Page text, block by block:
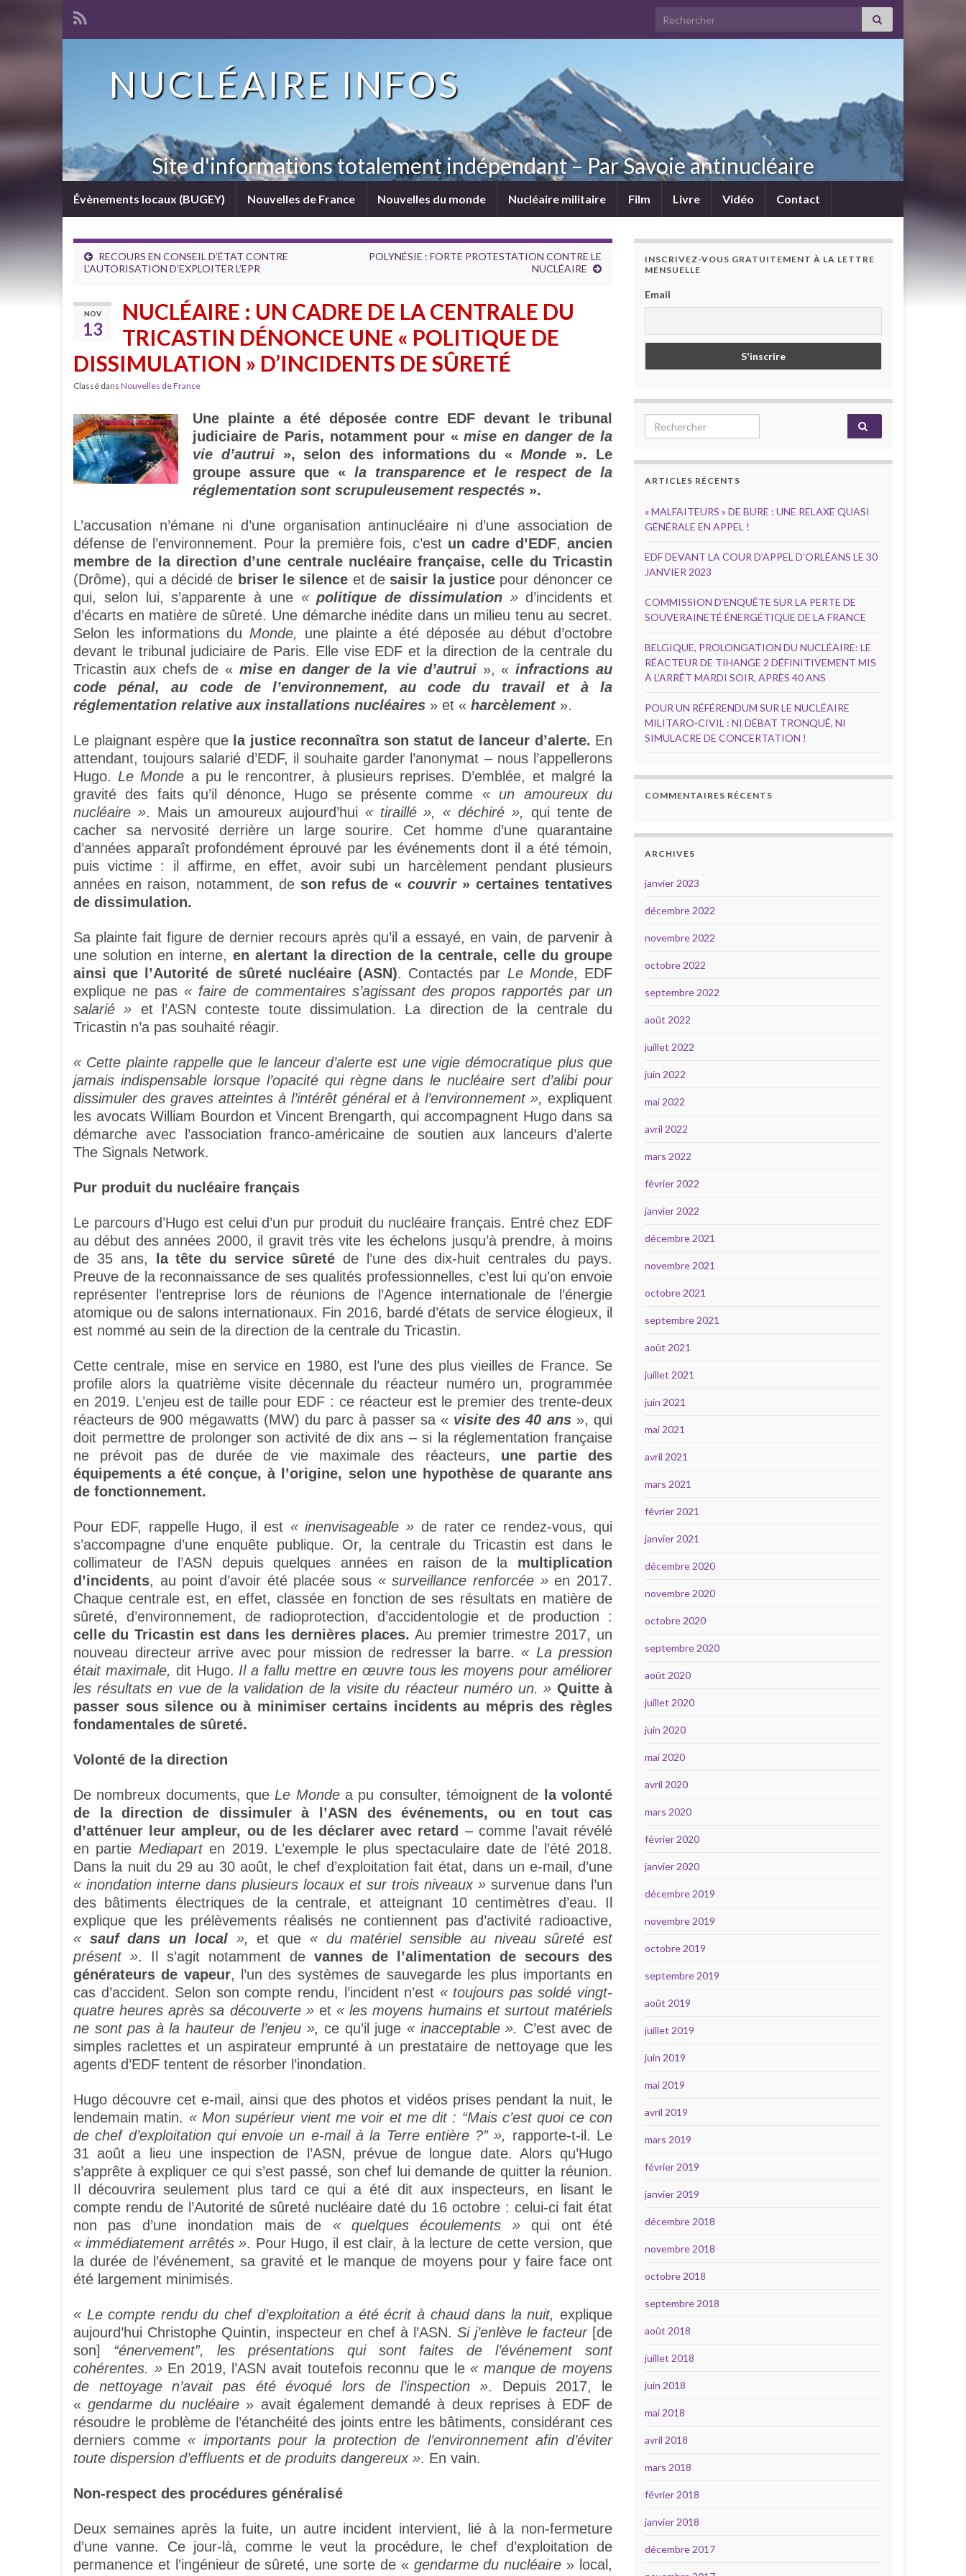
Search for:
NUCLÉAIRE INFOS
Site d'informations totalement indépendant – Par Savoie antinucléaire
Évènements locaux (BUGEY) Nouvelles de France Nouvelles du monde Nucléaire militaire Film Livre Vidéo Contact
RECOURS EN CONSEIL D’ÉTAT CONTRE
L’AUTORISATION D’EXPLOITER L’EPR
POLYNÉSIE : FORTE PROTESTATION CONTRE LE
NUCLÉAIRE
NOV
13
NUCLÉAIRE : UN CADRE DE LA CENTRALE DU
TRICASTIN DÉNONCE UNE « POLITIQUE DE
DISSIMULATION » D’INCIDENTS DE SÛRETÉ
Classé dans Nouvelles de France
Une plainte a été déposée contre EDF devant le tribunal
judiciaire de Paris, notamment pour «mise en danger de la
vie d’autrui», selon des informations du «Monde ». Le
groupe assure que « la transparence et le respect de la
réglementation sont scrupuleusement respectés ».
L’accusation n’émane ni d’une organisation antinucléaire ni d’une association de
défense de l’environnement. Pour la première fois, c’est un cadre d’EDF,ancien
membre de la direction d’une centrale nucléaire française, celle du Tricastin
(Drôme), qui a décidé de briser le silence et de saisir la justice pour dénoncer ce
qui, selon lui, s’apparente à une «politique de dissimulation»d’incidents et
d’écarts en matière de sûreté. Une démarche inédite dans un milieu tenu au secret.
Selon les informations du Monde, une plainte a été déposée au début d’octobre
devant le tribunal judiciaire de Paris. Elle vise EDF et la direction de la centrale du
Tricastin aux chefs de « mise en danger de la vie d’autrui», «infractions au
code pénal, au code de l’environnement, au code du travail et à la
réglementation relative aux installations nucléaires » et « harcèlement».
Le plaignant espère que la justice reconnaîtra son statut de lanceur d’alerte. En
attendant, toujours salarié d’EDF, il souhaite garder l’anonymat – nous l’appellerons
Hugo. Le Monde a pu le rencontrer, à plusieurs reprises. D’emblée, et malgré la
gravité des faits qu’il dénonce, Hugo se présente comme « un amoureux du
nucléaire ». Mais un amoureux aujourd’hui « tiraillé », « déchiré », qui tente de
cacher sa nervosité derrière un large sourire. Cet homme d’une quarantaine
d’années apparaît profondément éprouvé par les événements dont il a été témoin,
puis victime : il affirme, en effet, avoir subi un harcèlement pendant plusieurs
années en raison, notamment, de son refus de «couvrir» certaines tentatives
de dissimulation.
Sa plainte fait figure de dernier recours après qu’il a essayé, en vain, de parvenir à
une solution en interne, en alertant la direction de la centrale, celle du groupe
ainsi que l’Autorité de sûreté nucléaire (ASN). Contactés par Le Monde, EDF
explique ne pas « faire de commentaires s’agissant des propos rapportés par un
salarié » et l’ASN conteste toute dissimulation. La direction de la centrale du
Tricastin n’a pas souhaité réagir.
« Cette plainte rappelle que le lanceur d’alerte est une vigie démocratique plus que
jamais indispensable lorsque l’opacité qui règne dans le nucléaire sert d’alibi pour
dissimuler des graves atteintes à l’intérêt général et à l’environnement », expliquent
les avocats William Bourdon et Vincent Brengarth, qui accompagnent Hugo dans sa
démarche avec l’association franco-américaine de soutien aux lanceurs d’alerte
The Signals Network.
Pur produit du nucléaire français
Le parcours d’Hugo est celui d’un pur produit du nucléaire français. Entré chez EDF
au début des années 2000, il gravit très vite les échelons jusqu’à prendre, à moins
de 35 ans,
la tête du service sûreté de l’une des dix-huit centrales du pays.
Preuve de la reconnaissance de ses qualités professionnelles, c’est lui qu’on envoie
représenter l’entreprise lors de réunions de l’Agence internationale de l’énergie
atomique ou de salons internationaux. Fin 2016, bardé d’états de service élogieux, il
est nommé au sein de la direction de la centrale du Tricastin.
Cette centrale, mise en service en 1980, est l’une des plus vieilles de France. Se
profile alors la quatrième visite décennale du réacteur numéro un, programmée
en 2019. L’enjeu est de taille pour EDF : ce réacteur est le premier des trente-deux
réacteurs de 900 mégawatts (MW) du parc à passer sa « visite des 40 ans», qui
doit permettre de prolonger son activité de dix ans – si la réglementation française
ne prévoit pas de durée de vie maximale des réacteurs, une partie des
équipements a été conçue, à l’origine, selon une hypothèse de quarante ans
de fonctionnement.
Pour EDF, rappelle Hugo, il est « inenvisageable » de rater ce rendez-vous, qui
s’accompagne d’une enquête publique. Or, la centrale du Tricastin est dans le
collimateur de l’ASN depuis quelques années en raison de la multiplication
d’incidents, au point d’avoir été placée sous « surveillance renforcée »en 2017.
Chaque centrale est, en effet, classée en fonction de ses résultats en matière de
sûreté, d’environnement, de radioprotection, d’accidentologie et de production :
celle du Tricastin est dans les dernières places. Au premier trimestre 2017, un
nouveau directeur arrive avec pour mission de redresser la barre. « La pression
était maximale, dit Hugo. Il a fallu mettre en œuvre tous les moyens pour améliorer
les résultats en vue de la validation de la visite du réacteur numéro un. » Quitte à
passer sous silence ou à minimiser certains incidents au mépris des règles
fondamentales de sûreté.
Volonté de la direction
De nombreux documents, que Le Mondea pu consulter, témoignent de
la volonté
de la direction de dissimuler à l’ASN des événements, ou en tout cas
d’atténuer leur ampleur, ou de les déclarer avec retard – comme l’avait révélé
en partie Mediaparten 2019. L’exemple le plus spectaculaire date de l’été 2018.
Dans la nuit du 29 au 30 août, le chef d’exploitation fait état, dans un e-mail, d’une
« inondation interne dans plusieurs locaux et sur trois niveaux » survenue dans l’un
des bâtiments électriques de la centrale, et atteignant 10 centimètres d’eau. Il
explique que les prélèvements réalisés ne contiennent pas d’activité radioactive,
« sauf dans un local», et que « du matériel sensible au niveau sûreté est
présent ». Il s’agit notamment de vannes de l’alimentation de secours des
générateurs de vapeur, l’un des systèmes de sauvegarde les plus importants en
cas d’accident. Selon son compte rendu, l’incident n’est « toujours pas soldé vingt-
quatre heures après sa découverte »et « les moyens humains et surtout matériels
ne sont pas à la hauteur de l’enjeu », ce qu’il juge « inacceptable ». C’est avec de
simples raclettes et un aspirateur emprunté à un prestataire de nettoyage que les
agents d’EDF tentent de résorber l’inondation.
Hugo découvre cet e-mail, ainsi que des photos et vidéos prises pendant la nuit, le
lendemain matin. « Mon supérieur vient me voir et me dit : “Mais c’est quoi ce con
de chef d’exploitation qui envoie un e-mail à la Terre entière ?” », rapporte-t-il. Le
31 août a lieu une inspection de l’ASN, prévue de longue date. Alors qu’Hugo
s’apprête à expliquer ce qui s’est passé, son chef lui demande de quitter la réunion.
Il découvrira seulement plus tard ce qui a été dit aux inspecteurs, en lisant le
compte rendu de l’Autorité de sûreté nucléaire daté du 16 octobre : celui-ci fait état
non pas d’une inondation mais de « quelques écoulements »qui ont été
« immédiatement arrêtés ». Pour Hugo, il est clair, à la lecture de cette version, que
la durée de l’événement, sa gravité et le manque de moyens pour y faire face ont
été largement minimisés.
« Le compte rendu du chef d’exploitation a été écrit à chaud dans la nuit, explique
aujourd’hui Christophe Quintin, inspecteur en chef à l’ASN. Si j’enlève le facteur[de
son] “énervement”, les présentations qui sont faites de l’événement sont
cohérentes. »En 2019, l’ASN avait toutefois reconnu que le « manque de moyens
de nettoyage n’avait pas été évoqué lors de l’inspection ». Depuis 2017, le
«gendarme du nucléaire» avait également demandé à deux reprises à EDF de
résoudre le problème de l’étanchéité des joints entre les bâtiments, considérant ces
derniers comme « importants pour la protection de l’environnement afin d’éviter
toute dispersion d’effluents et de produits dangereux ». En vain.
Non-respect des procédures généralisé
Deux semaines après la fuite, un autre incident intervient, lié à la non-fermeture
d’une vanne. Ce jour-là, comme le veut la procédure, le chef d’exploitation de
permanence et l’ingénieur de sûreté, une sorte de « gendarme du nucléaire » local,
INSCRIVEZ-VOUS GRATUITEMENT À LA LETTRE
MENSUELLE
Email
Search for:
ARTICLES RÉCENTS
« MALFAITEURS » DE BURE : UNE RELAXE QUASI
GÉNÉRALE EN APPEL !
EDF DEVANT LA COUR D’APPEL D’ORLÉANS LE 30
JANVIER 2023
COMMISSION D’ENQUÊTE SUR LA PERTE DE
SOUVERAINETÉ ÉNERGÉTIQUE DE LA FRANCE
BELGIQUE, PROLONGATION DU NUCLÉAIRE: LE
RÉACTEUR DE TIHANGE 2 DÉFINITIVEMENT MIS
À L’ARRÊT MARDI SOIR, APRÈS 40 ANS
POUR UN RÉFÉRENDUM SUR LE NUCLÉAIRE
MILITARO-CIVIL : NI DÉBAT TRONQUÉ, NI
SIMULACRE DE CONCERTATION !
COMMENTAIRES RÉCENTS
ARCHIVES
janvier 2023
décembre 2022
novembre 2022
octobre 2022
septembre 2022
août 2022
juillet 2022
juin 2022
mai 2022
avril 2022
mars 2022
février 2022
janvier 2022
décembre 2021
novembre 2021
octobre 2021
septembre 2021
août 2021
juillet 2021
juin 2021
mai 2021
avril 2021
mars 2021
février 2021
janvier 2021
décembre 2020
novembre 2020
octobre 2020
septembre 2020
août 2020
juillet 2020
juin 2020
mai 2020
avril 2020
mars 2020
février 2020
janvier 2020
décembre 2019
novembre 2019
octobre 2019
septembre 2019
août 2019
juillet 2019
juin 2019
mai 2019
avril 2019
mars 2019
février 2019
janvier 2019
décembre 2018
novembre 2018
octobre 2018
septembre 2018
août 2018
juillet 2018
juin 2018
mai 2018
avril 2018
mars 2018
février 2018
janvier 2018
décembre 2017